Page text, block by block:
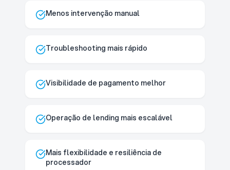
Menos intervenção manual
Troubleshooting mais rápido
Visibilidade de pagamento melhor
Operação de lending mais escalável
Mais flexibilidade e resiliência de
processador